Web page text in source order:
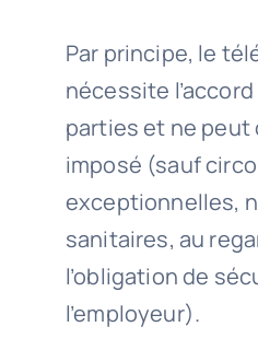
Par principe, le
nécessite
parties et ne peut
imposé (sauf
exceptionnelles,
sanitaires, au
l’obligation de
l’employeur).